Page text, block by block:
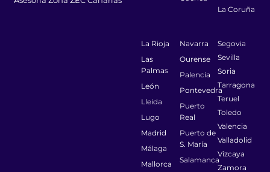
La Coruña
La Rioja
Las
Palmas
León
Lleida
Lugo
Madrid
Málaga
Mallorca
Navarra
Ourense
Palencia
Pontevedra
Puerto
Real
Puerto de
S. María
Salamanca
Segovia
Sevilla
Soria
Tarragona
Teruel
Toledo
Valencia
Valladolid
Vizcaya
Zamora